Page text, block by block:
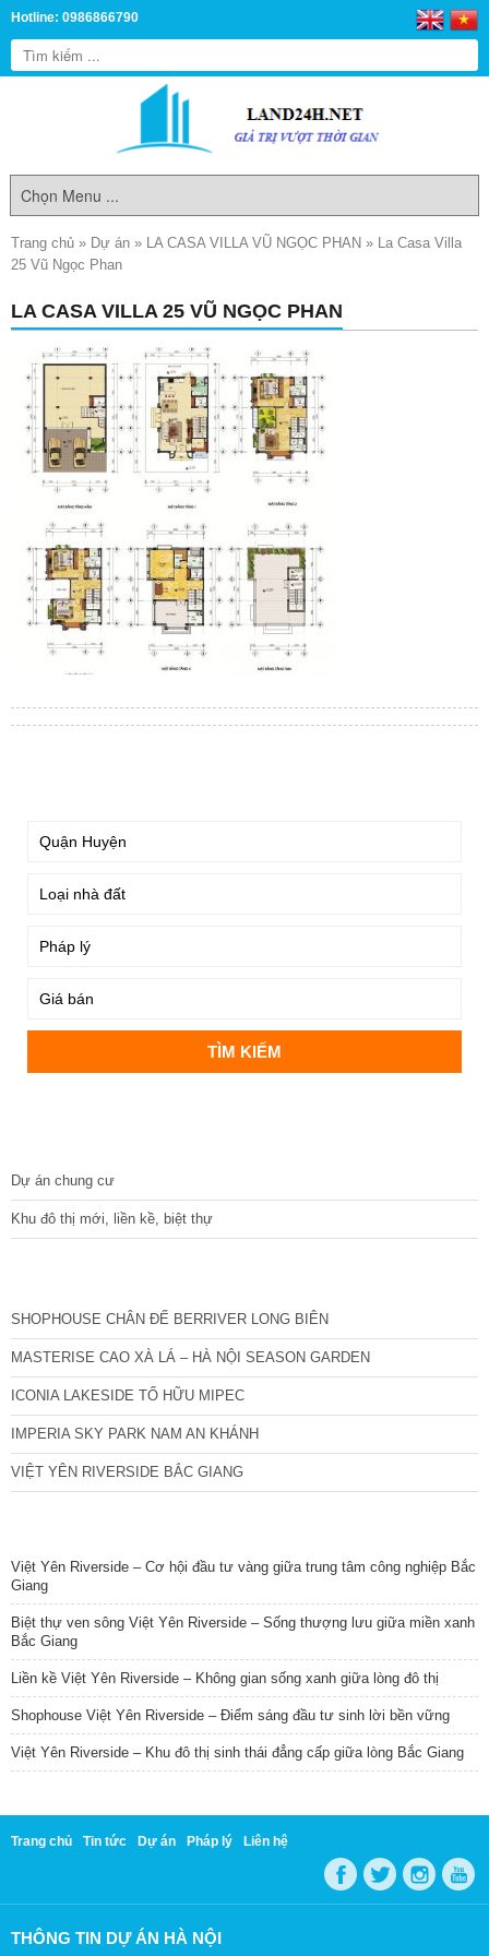
Hotline: 0986866790
Trang chủ » Dự án » LA CASA VILLA VŨ NGỌC PHAN » La Casa Villa
25 Vũ Ngọc Phan
LA CASA VILLA 25 VŨ NGỌC PHAN
Dự án chung cư
Khu đô thị mới, liền kề, biệt thự
SHOPHOUSE CHÂN ĐẾ BERRIVER LONG BIÊN
MASTERISE CAO XÀ LÁ – HÀ NỘI SEASON GARDEN
ICONIA LAKESIDE TỐ HỮU MIPEC
IMPERIA SKY PARK NAM AN KHÁNH
VIỆT YÊN RIVERSIDE BẮC GIANG
Việt Yên Riverside – Cơ hội đầu tư vàng giữa trung tâm công nghiệp Bắc
Giang
Biệt thự ven sông Việt Yên Riverside – Sống thượng lưu giữa miền xanh
Bắc Giang
Liền kề Việt Yên Riverside – Không gian sống xanh giữa lòng đô thị
Shophouse Việt Yên Riverside – Điểm sáng đầu tư sinh lời bền vững
Việt Yên Riverside – Khu đô thị sinh thái đẳng cấp giữa lòng Bắc Giang
Trang chủ Tin tức Dự án Pháp lý Liên hệ
THÔNG TIN DỰ ÁN HÀ NỘI